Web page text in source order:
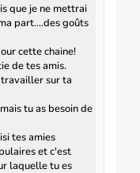
que je ne mettrai
part....des goûts
cette chaine!
de tes amis.
sur ta
tu as besoin de
tes amies
et c'est
laquelle tu es